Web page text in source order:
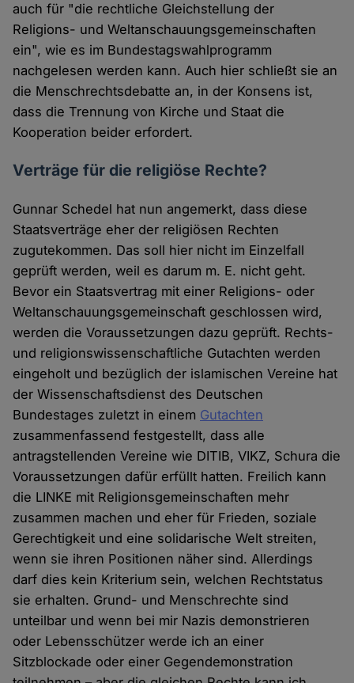
auch für "die rechtliche Gleichstellung der
Religions- und Weltanschauungsgemeinschaften
ein", wie es im Bundestagswahlprogramm
nachgelesen werden kann. Auch hier schließt sie an
die Menschrechtsdebatte an, in der Konsens ist,
dass die Trennung von Kirche und Staat die
Kooperation beider erfordert.
Verträge für die religiöse Rechte?
Gunnar Schedel hat nun angemerkt, dass diese
Staatsverträge eher der religiösen Rechten
zugutekommen. Das soll hier nicht im Einzelfall
geprüft werden, weil es darum m. E. nicht geht.
Bevor ein Staatsvertrag mit einer Religions- oder
Weltanschauungsgemeinschaft geschlossen wird,
werden die Voraussetzungen dazu geprüft. Rechts-
und religionswissenschaftliche Gutachten werden
eingeholt und bezüglich der islamischen Vereine hat
der Wissenschaftsdienst des Deutschen
Bundestages zuletzt in einem Gutachten
zusammenfassend festgestellt, dass alle
antragstellenden Vereine wie DITIB, VIKZ, Schura die
Voraussetzungen dafür erfüllt hatten. Freilich kann
die LINKE mit Religionsgemeinschaften mehr
zusammen machen und eher für Frieden, soziale
Gerechtigkeit und eine solidarische Welt streiten,
wenn sie ihren Positionen näher sind. Allerdings
darf dies kein Kriterium sein, welchen Rechtstatus
sie erhalten. Grund- und Menschrechte sind
unteilbar und wenn bei mir Nazis demonstrieren
oder Lebensschützer werde ich an einer
Sitzblockade oder einer Gegendemonstration